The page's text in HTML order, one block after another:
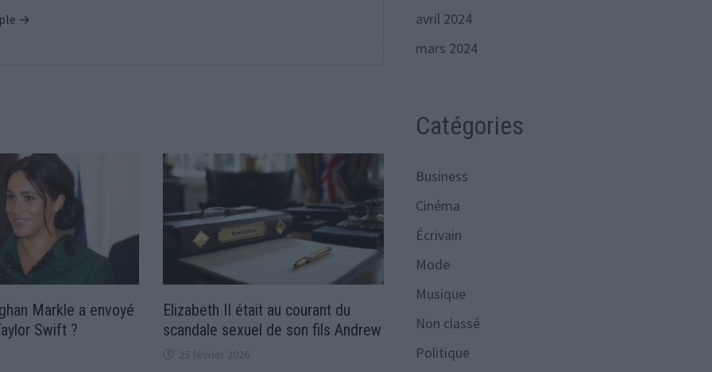
→
Markle a envoyé
Swift ?
Elizabeth II était au courant du
scandale sexuel de son fils Andrew
25 février 2026
avril 2024
mars 2024
Catégories
Business
Cinéma
Écrivain
Mode
Musique
Non classé
Politique